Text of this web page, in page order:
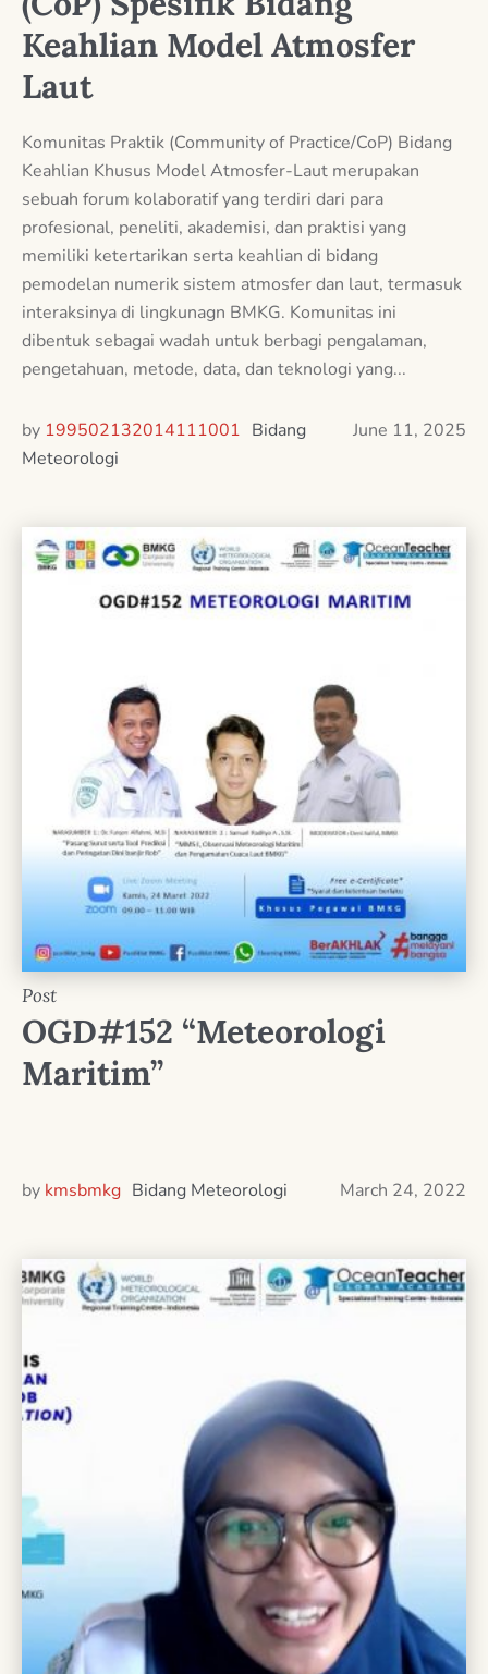
Keahlian Model Atmosfer
Laut
Komunitas Praktik (Community of Practice/CoP) Bidang
Keahlian Khusus Model Atmosfer-Laut merupakan
sebuah forum kolaboratif yang terdiri dari para
profesional, peneliti, akademisi, dan praktisi yang
memiliki ketertarikan serta keahlian di bidang
pemodelan numerik sistem atmosfer dan laut, termasuk
interaksinya di lingkunagn BMKG. Komunitas ini
dibentuk sebagai wadah untuk berbagi pengalaman,
pengetahuan, metode, data, dan teknologi yang...
June 11, 2025
by 199502132014111001 Bidang
Meteorologi
Post
OGD#152 “Meteorologi
Maritim”
March 24, 2022
by kmsbmkg Bidang Meteorologi